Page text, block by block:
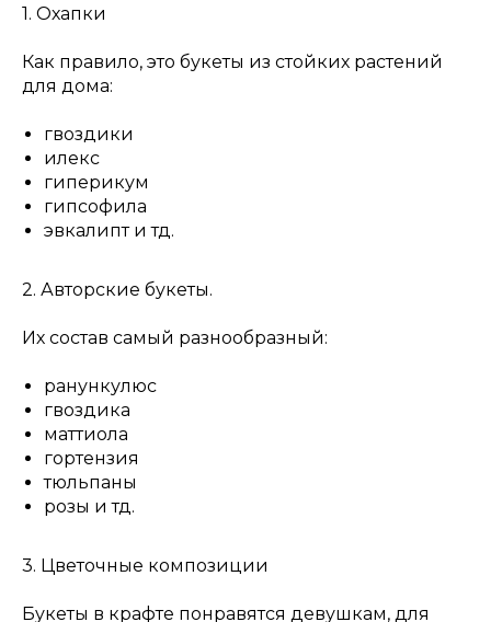
1. Охапки
Как правило, это букеты из стойких растений
для дома:
гвоздики
илекс
гиперикум
гипсофила
эвкалипт и тд.
2. Авторские букеты.
Их состав самый разнообразный:
ранункулюс
гвоздика
маттиола
гортензия
тюльпаны
розы и тд.
3. Цветочные композиции
Букеты в крафте понравятся девушкам, для